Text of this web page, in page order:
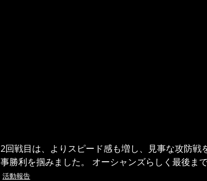
2回戦目は、よりスピード感も増し、見事な攻防
事勝利を掴みました。 オーシャンズらしく最後ま
活動報告